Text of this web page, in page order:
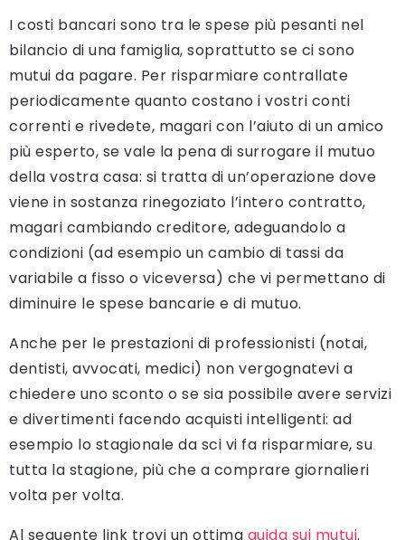
I costi bancari sono tra le spese più pesanti nel
bilancio di una famiglia, soprattutto se ci sono
mutui da pagare. Per risparmiare contrallate
periodicamente quanto costano i vostri conti
correnti e rivedete, magari con l’aiuto di un amico
più esperto, se vale la pena di surrogare il mutuo
della vostra casa: si tratta di un’operazione dove
viene in sostanza rinegoziato l’intero contratto,
magari cambiando creditore, adeguandolo a
condizioni (ad esempio un cambio di tassi da
variabile a fisso o viceversa) che vi permettano di
diminuire le spese bancarie e di mutuo.
Anche per le prestazioni di professionisti (notai,
dentisti, avvocati, medici) non vergognatevi a
chiedere uno sconto o se sia possibile avere servizi
e divertimenti facendo acquisti intelligenti: ad
esempio lo stagionale da sci vi fa risparmiare, su
tutta la stagione, più che a comprare giornalieri
volta per volta.
Al seguente link trovi un ottima guida sui mutui.